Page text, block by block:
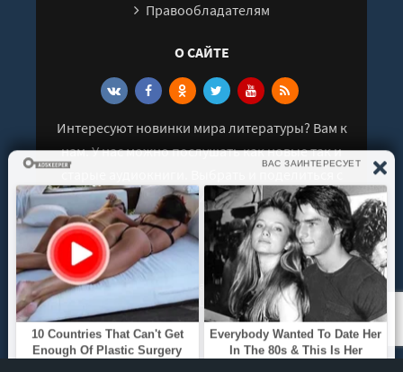
Правообладателям
О САЙТЕ
Интересуют новинки мира литературы? Вам к
нам. У нас можно послушать как новые так и
старые аудиокниги. Выбрать и поделиться с
друзьями лучшими аудиокнигами!
© 2021 - 2026 kniga-audio.net. Все права
защищены.